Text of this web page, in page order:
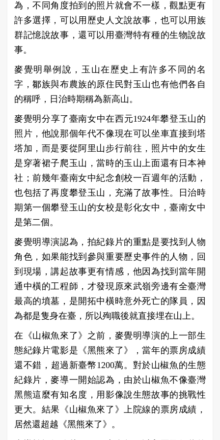
為，不同角度拍到的照片就會不一樣，觀點更有
許多選擇，可以用歷史人文說故事，也可以用族
群記憶說故事，還可以用臺灣特有種的生物說故
事。
麥覺明舉例說，玉山在歷史上有許多不同的名
字，鄒族與布農族的原住民對玉山也有他們各自
的稱呼，日治時期稱為新高山。
麥覺明分享了臺南女中在西元1924年攀登玉山的
照片，他說那個年代不像現在可以坐車直接到塔
塔加，而是要從阿里山步行前往，照片中的女生
是穿著裙子爬玉山，當時的玉山上面還有日本神
社；前幾年臺南女中紀念創校一百週年的活動，
也包括了再度攀登玉山，充滿了故事性。日治時
期第一個攀登玉山的女校是彰化女中，臺南女中
是第二個。
麥覺明導演認為，拍紀錄片的重點是要找到人物
角色，如果能找到參與重要歷史事件的人物，回
到現場，講起故事更有情感，他因為找到當年開
通中橫的工程師，才發現原來武嶺旁邊有全臺灣
最高的墳墓，是開拓中橫時意外死亡的隊員，因
為都是隻身在臺，所以殉職後就直接埋在山上。
在《山椒魚來了》之前，麥覺明導演的上一部生
態紀錄片電影是《黑熊來了》，當年的票房成績
還不錯，超過新臺幣1200萬。對於山椒魚的生態
紀錄片，麥導一開始認為，由於山椒魚不像臺灣
黑熊這麼有知名度，用影像說生態故事的挑戰性
更大。結果《山椒魚來了》上院線的票房成績，
居然還超越《黑熊來了》。